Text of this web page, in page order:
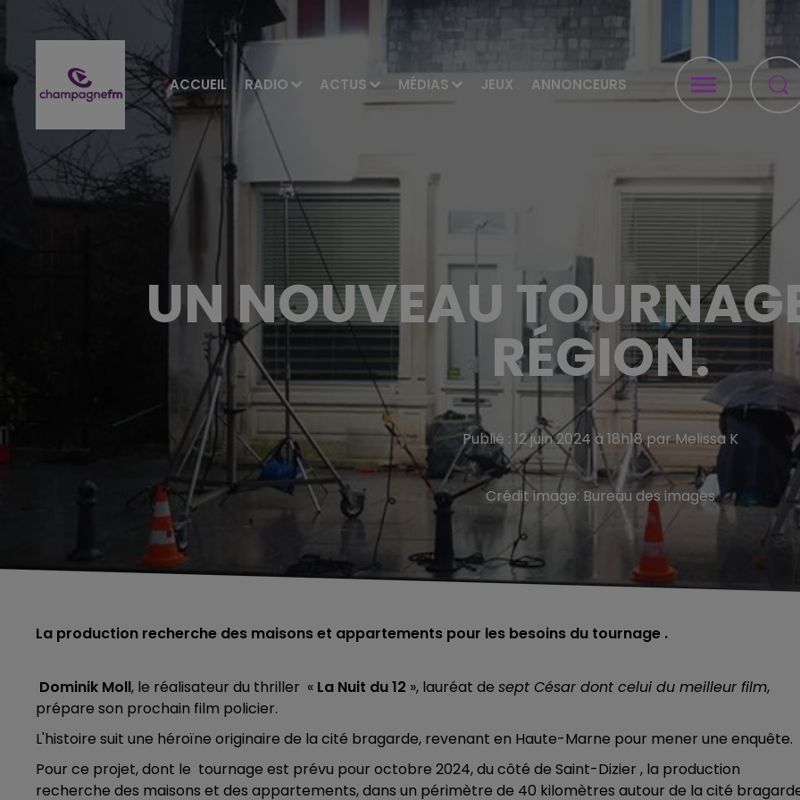
ACCUEIL RADIO ACTUS MÉDIAS JEUX ANNONCEURS
UN NOUVEAU
RÉGION.
Publié : 12 juin 2024 à 18h18 par Melissa K
Crédit image: Bureau des images
La production recherche des maisons et appartements pour les besoins du tournage .
Dominik Moll, le réalisateur du thriller « La Nuit du 12 », lauréat de sept César dont celui du meilleur film,
prépare son prochain film policier.
L'histoire suit une héroïne originaire de la cité bragarde, revenant en Haute-Marne pour mener une enquête.
Pour ce projet, dont le tournage est prévu pour octobre 2024, du côté de Saint-Dizier , la production
recherche des maisons et des appartements, dans un périmètre de 40 kilomètres autour de la cité